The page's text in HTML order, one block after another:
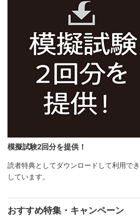
模擬試験2回分を提供！
読者特典としてダウンロードして利用で
しています。
おすすめ特集・キャンペーン